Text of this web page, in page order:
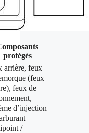
protégés
arrière, feux
(feux
feux de
d’injection
/